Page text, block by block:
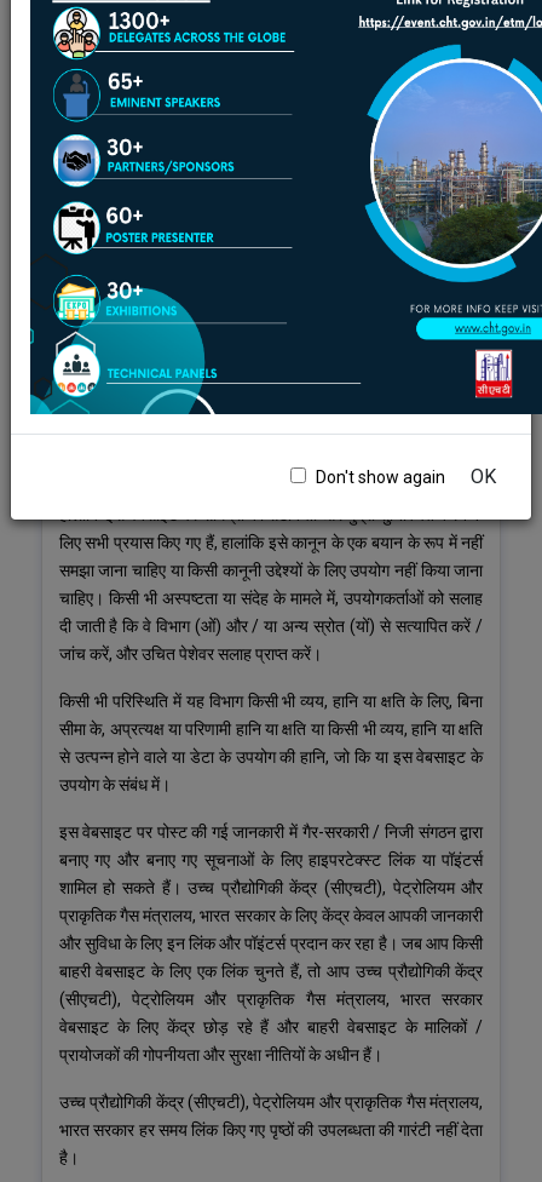
Don't show again OK
प्रतिक्रिया
हाइपरलिंक नीति
गोपनीयता नीति
नियम और शर्तें
उपयोग की शर्तें
सुरक्षा नीति
मदद
उपयोग की शर्तें
यह वेबसाइट उच्च प्रौद्योगिकी केंद्र (सीएचटी), पेट्रोलियम और प्राकृतिक
गैस मंत्रालय, भारत सरकार के लिए डिज़ाइन, विकसित और रखी गई है।
हालांकि इस वेबसाइट पर सामग्री की सटीकता और मुद्रा सुनिश्चित करने के
लिए सभी प्रयास किए गए हैं, हालांकि इसे कानून के एक बयान के रूप में नहीं
समझा जाना चाहिए या किसी कानूनी उद्देश्यों के लिए उपयोग नहीं किया जाना
चाहिए। किसी भी अस्पष्टता या संदेह के मामले में, उपयोगकर्ताओं को सलाह
दी जाती है कि वे विभाग (ओं) और / या अन्य स्रोत (यों) से सत्यापित करें /
जांच करें, और उचित पेशेवर सलाह प्राप्त करें।
किसी भी परिस्थिति में यह विभाग किसी भी व्यय, हानि या क्षति के लिए, बिना
सीमा के, अप्रत्यक्ष या परिणामी हानि या क्षति या किसी भी व्यय, हानि या क्षति
से उत्पन्न होने वाले या डेटा के उपयोग की हानि, जो कि या इस वेबसाइट के
उपयोग के संबंध में।
इस वेबसाइट पर पोस्ट की गई जानकारी में गैर-सरकारी / निजी संगठन द्वारा
बनाए गए और बनाए गए सूचनाओं के लिए हाइपरटेक्स्ट लिंक या पॉइंटर्स
शामिल हो सकते हैं। उच्च प्रौद्योगिकी केंद्र (सीएचटी), पेट्रोलियम और
प्राकृतिक गैस मंत्रालय, भारत सरकार के लिए केंद्र केवल आपकी जानकारी
और सुविधा के लिए इन लिंक और पॉइंटर्स प्रदान कर रहा है। जब आप किसी
बाहरी वेबसाइट के लिए एक लिंक चुनते हैं, तो आप उच्च प्रौद्योगिकी केंद्र
(सीएचटी), पेट्रोलियम और प्राकृतिक गैस मंत्रालय, भारत सरकार
वेबसाइट के लिए केंद्र छोड़ रहे हैं और बाहरी वेबसाइट के मालिकों /
प्रायोजकों की गोपनीयता और सुरक्षा नीतियों के अधीन हैं।
उच्च प्रौद्योगिकी केंद्र (सीएचटी), पेट्रोलियम और प्राकृतिक गैस मंत्रालय,
भारत सरकार हर समय लिंक किए गए पृष्ठों की उपलब्धता की गारंटी नहीं देता
है।